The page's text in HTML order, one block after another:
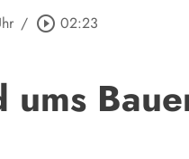
/ play_circle_outline 02:23